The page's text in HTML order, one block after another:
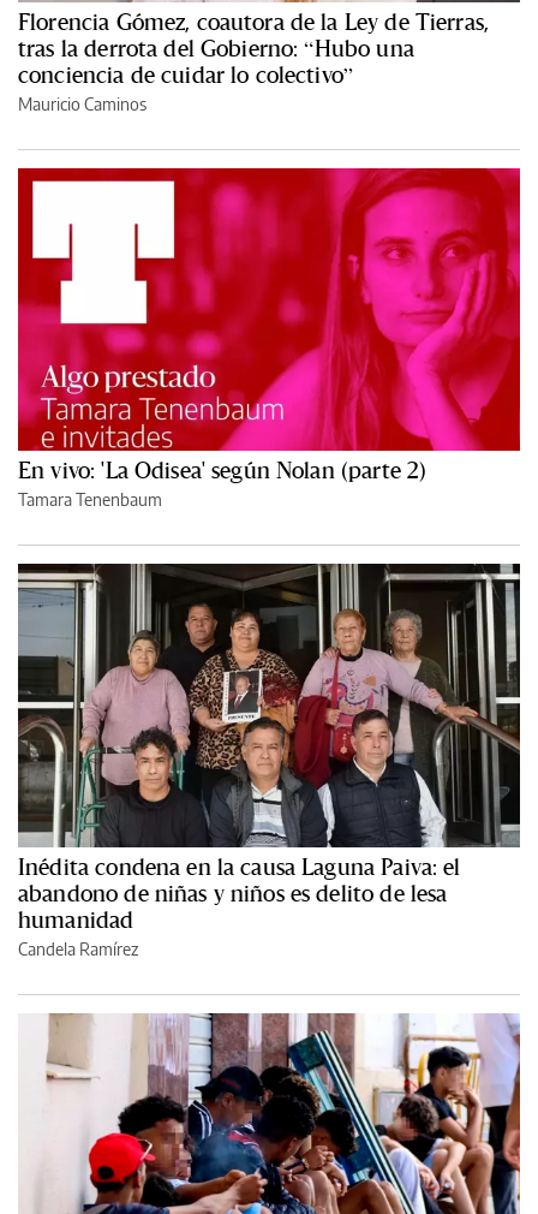
Florencia Gómez, coautora de la Ley de Tierras,
tras la derrota del Gobierno: “Hubo una
conciencia de cuidar lo colectivo”
Mauricio Caminos
En vivo: 'La Odisea' según Nolan (parte 2)
Tamara Tenenbaum
Inédita condena en la causa Laguna Paiva: el
abandono de niñas y niños es delito de lesa
humanidad
Candela Ramírez